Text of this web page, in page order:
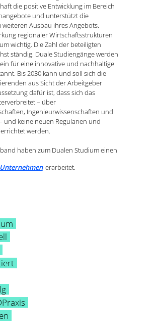
die positive Entwicklung im Bereich
und unterstützt die
Ausbau ihres Angebots.
regionaler Wirtschaftsstrukturen
wichtig. Die Zahl der beteiligten
ständig. Duale Studiengänge werden
für eine innovative und nachhaltige
Bis 2030 kann und soll sich die
aus Sicht der Arbeitgeber
dafür ist, dass sich das
– über
Ingenieurwissenschaften und
und keine neuen Regularien und
werden.
haben zum Dualen Studium einen
erarbeitet.